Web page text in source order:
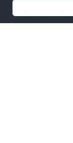
【 睇Post + 參
瀏覽更多社群打